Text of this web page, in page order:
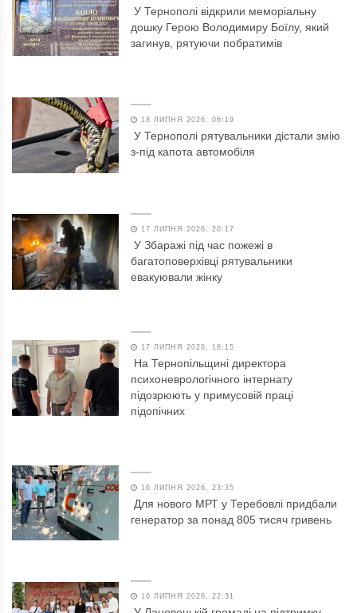
У Тернополі відкрили меморіальну
дошку Герою Володимиру Боїлу, який
загинув, рятуючи побратимів
18 ЛИПНЯ 2026, 06:19
У Тернополі рятувальники дістали змію
з-під капота автомобіля
17 ЛИПНЯ 2026, 20:17
У Збаражі під час пожежі в
багатоповерхівці рятувальники
евакуювали жінку
17 ЛИПНЯ 2026, 18:15
На Тернопільщині директора
психоневрологічного інтернату
підозрюють у примусовій праці
підопічних
16 ЛИПНЯ 2026, 23:35
Для нового МРТ у Теребовлі придбали
генератор за понад 805 тисяч гривень
16 ЛИПНЯ 2026, 22:31